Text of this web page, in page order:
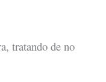
tratando de no